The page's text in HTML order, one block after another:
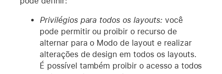
Privilégios para todos os layouts: você
pode permitir ou proibir o recurso de
alternar para o Modo de layout e realizar
alterações de design em todos os layouts.
É possível também proibir o acesso a todos